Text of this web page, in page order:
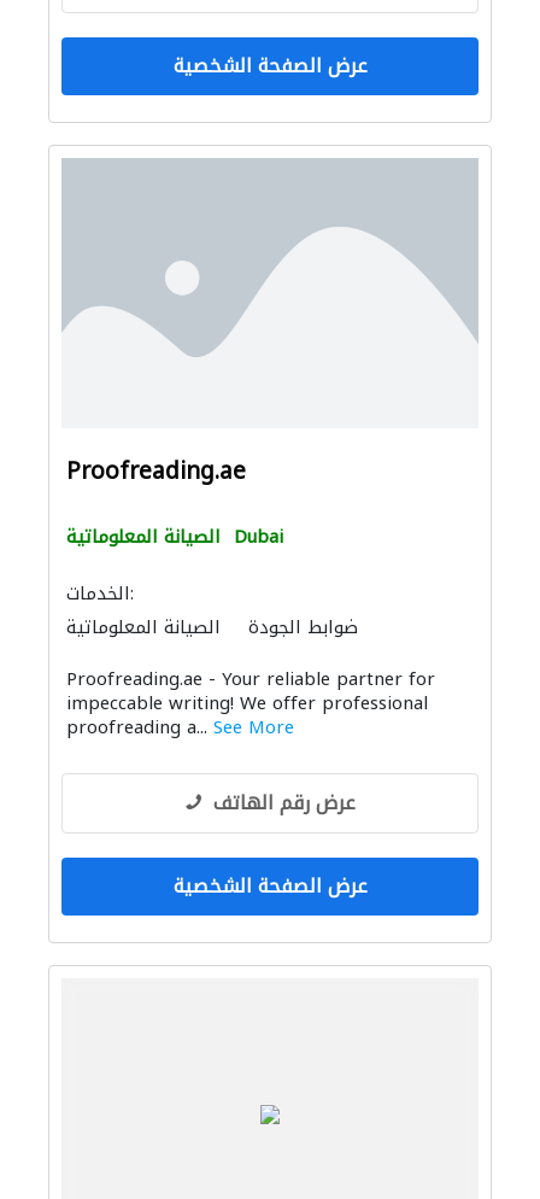
عرض الصفحة الشخصية
Proofreading.ae
الصيانة المعلوماتية Dubai
الخدمات:
الصيانة المعلوماتية
ضوابط الجودة
Proofreading.ae - Your reliable partner for
impeccable writing! We offer professional
proofreading a... See More
عرض رقم الهاتف
عرض الصفحة الشخصية